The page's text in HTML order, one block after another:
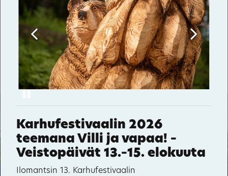
Pogostantie
Hattuvaara
Kivilahti
Parppeinvaara
Pause
Karhufestivaalin 2026
teemana Villi ja vapaa! –
Veistopäivät 13.–15. elokuuta
Ilomantsin 13. Karhufestivaalin